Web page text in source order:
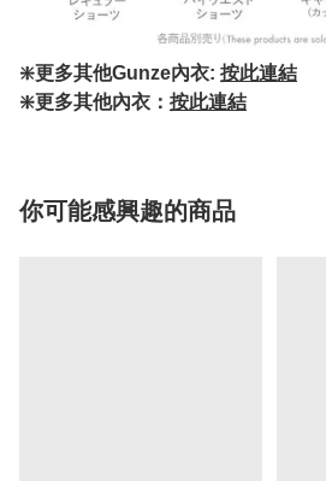
❇️更多其他Gunze內衣: 按此連結
❇️更多其他內衣： 按此連結
你可能感興趣的商品